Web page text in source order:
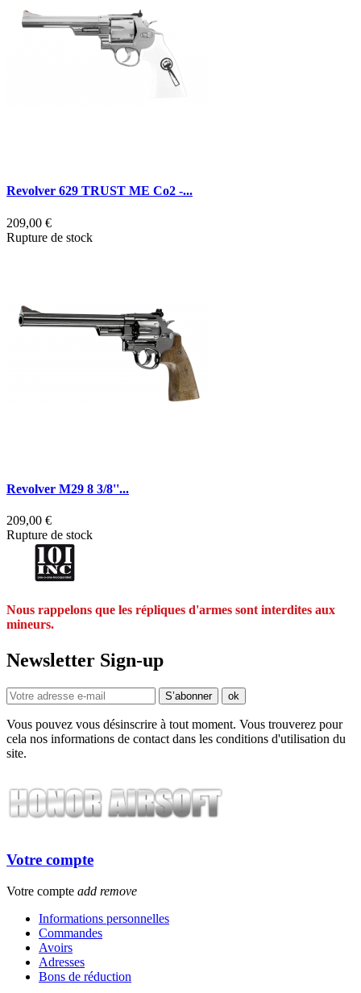
Revolver 629 TRUST ME Co2 -...
209,00 €
Rupture de stock
Revolver M29 8 3/8''...
209,00 €
Rupture de stock
Nous rappelons que les répliques d'armes sont interdites aux
mineurs.
Newsletter Sign-up
Vous pouvez vous désinscrire à tout moment. Vous trouverez pour
cela nos informations de contact dans les conditions d'utilisation du
site.
Votre compte
Votre compte add remove
Informations personnelles
Commandes
Avoirs
Adresses
Bons de réduction